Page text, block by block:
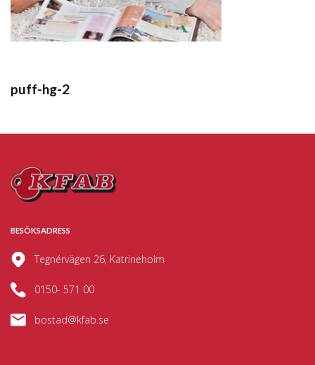
puff-hg-2
BESÖKSADRESS
Tegnérvägen 26, Katrineholm
0150- 571 00
bostad@kfab.se